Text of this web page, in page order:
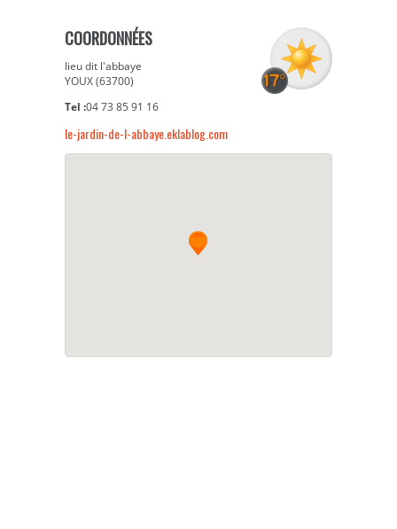
COORDONNÉES
lieu dit l'abbaye
YOUX (63700)
Tel :04 73 85 91 16
le-jardin-de-l-abbaye.eklablog.com